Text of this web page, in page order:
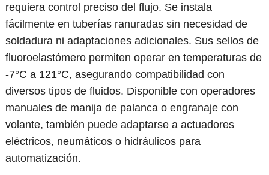
requiera control preciso del flujo. Se instala
fácilmente en tuberías ranuradas sin necesidad de
soldadura ni adaptaciones adicionales. Sus sellos de
fluoroelastómero permiten operar en temperaturas de
-7°C a 121°C, asegurando compatibilidad con
diversos tipos de fluidos. Disponible con operadores
manuales de manija de palanca o engranaje con
volante, también puede adaptarse a actuadores
eléctricos, neumáticos o hidráulicos para
automatización.